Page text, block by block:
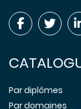
Par diplômes
Par domaines